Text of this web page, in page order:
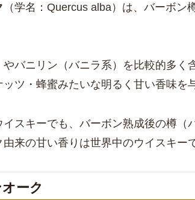
（学名：Quercus alba）は、バーボン
バニリン（バニラ系）を比較的多く
ツ・蜂蜜みたいな明るく甘い香味を
スキーでも、バーボン熟成後の樽（
来の甘い香りは世界中のウイスキー
ーク